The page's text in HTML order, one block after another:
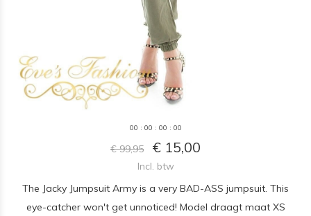
00 : 00 : 00 : 00
€ 99,95 € 15,00
Incl. btw
The Jacky Jumpsuit Army is a very BAD-ASS jumpsuit. This
eye-catcher won't get unnoticed! Model draagt maat XS